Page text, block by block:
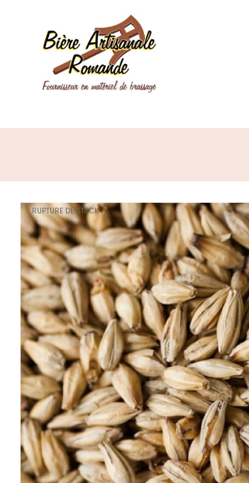
RUPTURE DE STOCK